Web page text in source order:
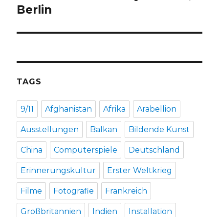
Berlin
TAGS
9/11 Afghanistan Afrika Arabellion
Ausstellungen Balkan Bildende Kunst
China Computerspiele Deutschland
Erinnerungskultur Erster Weltkrieg
Filme Fotografie Frankreich
Großbritannien Indien Installation